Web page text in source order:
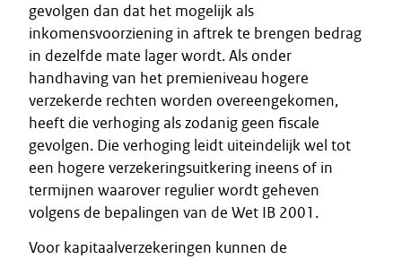
gevolgen dan dat het mogelijk als
inkomensvoorziening in aftrek te brengen bedrag
in dezelfde mate lager wordt. Als onder
handhaving van het premieniveau hogere
verzekerde rechten worden overeengekomen,
heeft die verhoging als zodanig geen fiscale
gevolgen. Die verhoging leidt uiteindelijk wel tot
een hogere verzekeringsuitkering ineens of in
termijnen waarover regulier wordt geheven
volgens de bepalingen van de Wet IB 2001.
Voor kapitaalverzekeringen kunnen de